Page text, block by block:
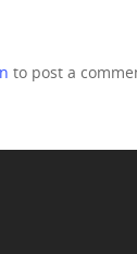
to post a